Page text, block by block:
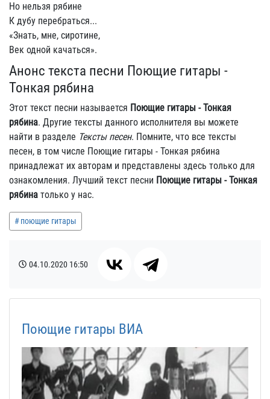
Но нельзя рябине
К дубу перебраться...
«Знать, мне, сиротине,
Век одной качаться».
Анонс текста песни Поющие гитары -
Тонкая рябина
Этот текст песни называется Поющие гитары - Тонкая
рябина. Другие тексты данного исполнителя вы можете
найти в разделе Тексты песен. Помните, что все тексты
песен, в том числе Поющие гитары - Тонкая рябина
принадлежат их авторам и представлены здесь только для
ознакомления. Лучший текст песни Поющие гитары - Тонкая
рябина только у нас.
поющие гитары
04.10.2020 16:50
Поющие гитары ВИА